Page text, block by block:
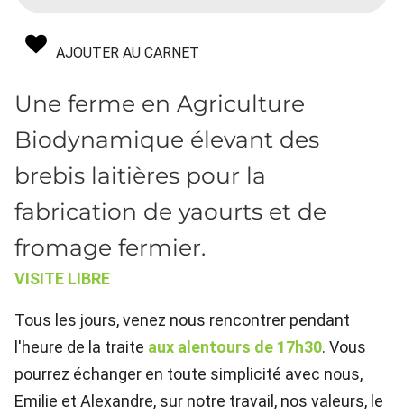
AJOUTER AU CARNET
Une ferme en Agriculture
Biodynamique élevant des
brebis laitières pour la
fabrication de yaourts et de
fromage fermier.
VISITE LIBRE
Tous les jours, venez nous rencontrer pendant
l'heure de la traite aux alentours de 17h30. Vous
pourrez échanger en toute simplicité avec nous,
Emilie et Alexandre, sur notre travail, nos valeurs, le